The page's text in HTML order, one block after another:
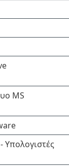
MS
Υπολογιστές